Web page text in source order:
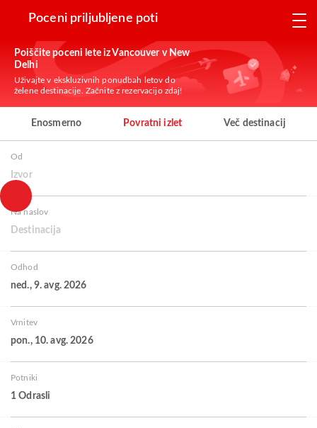
Poceni priljubljene poti
Poiščite poceni lete iz Vancouver v New
Delhi
Uživajte v ekskluzivnih ponudbah letov do
želene destinacije. Začnite z rezervacijo zdaj!
Enosmerno Povratni izlet Več destinacij
Od
Izvor
Na naslov
Destinacija
Odhod
ned., 9. avg. 2026
Vrnitev
pon., 10. avg. 2026
Potniki
1 Odrasli